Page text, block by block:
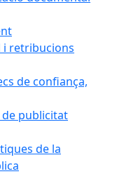
i retribucions
de confiança,
de publicitat
de la